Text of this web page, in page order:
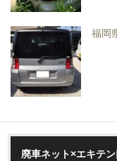
福岡
廃車ネット×エキテン